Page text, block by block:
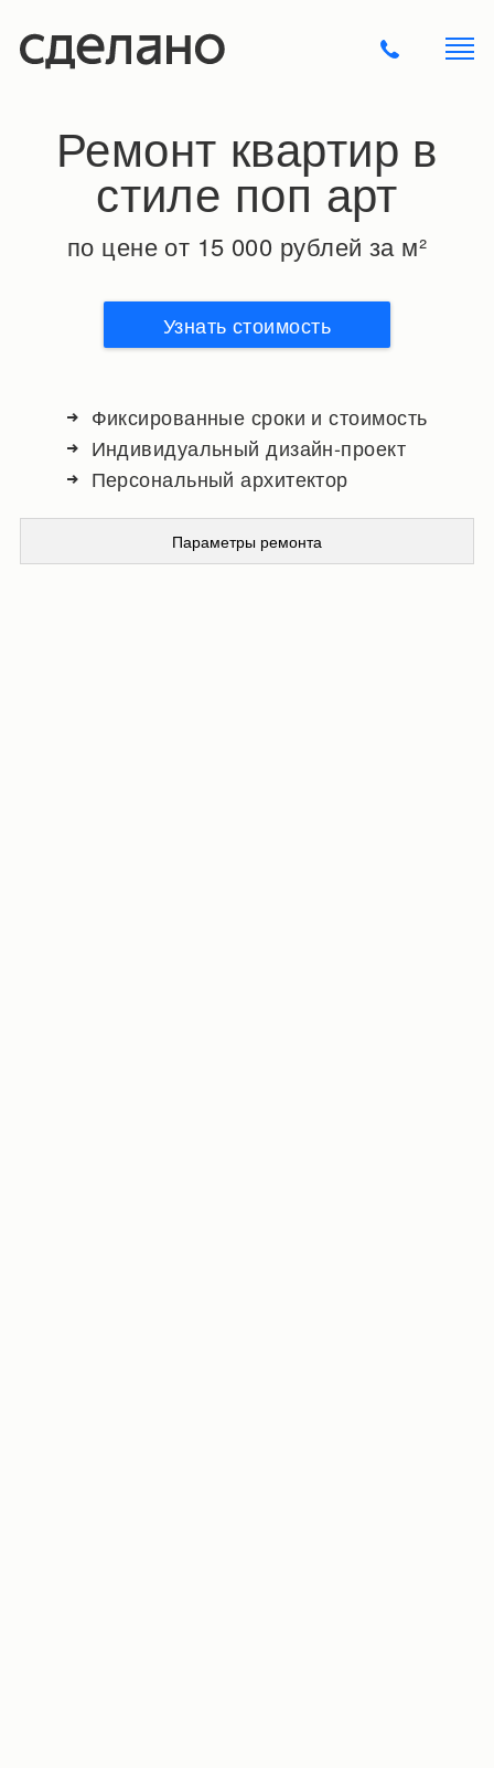
Ремонт квартир в
стиле поп арт
по цене от 15 000 рублей за м²
Узнать стоимость
Фиксированные сроки и стоимость
Индивидуальный дизайн-проект
Персональный архитектор
Параметры ремонта